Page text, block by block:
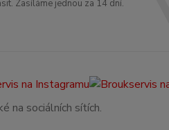
Zasíláme jednou za 14 dní.
na sociálních sítích.